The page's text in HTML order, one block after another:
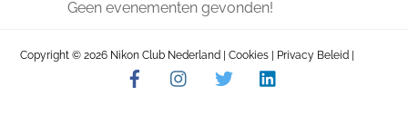
Geen evenementen gevonden!
Copyright © 2026 Nikon Club Nederland |Cookies | Privacy Beleid |
FacebookInstagramTwitter LinkedIn